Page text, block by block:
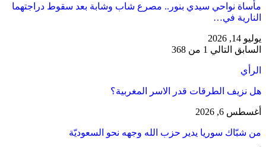
مأساة نواحي سيدي بنور.. مصرع شاب وشابة بعد سقوط دراجتهما
النارية في…
يوليو 14, 2026
السابق التالي 1 من 368
الرأي
هل نزيف الطرقات قدر الاسر المغربية؟
أغسطس 6, 2026
من شبّاك سوريا يدير حزب الله وجهه نحو السعوديّة